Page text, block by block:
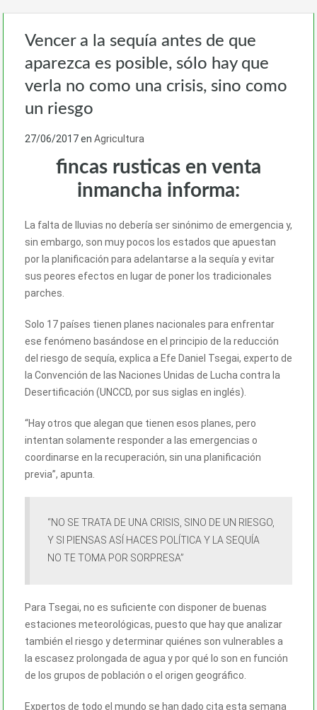
Vencer a la sequía antes de que
aparezca es posible, sólo hay que
verla no como una crisis, sino como
un riesgo
27/06/2017en Agricultura
fincas rusticas en venta
inmancha informa:
La falta de lluvias no debería ser sinónimo de emergencia y,
sin embargo, son muy pocos los estados que apuestan
por la planificación para adelantarse a la sequía y evitar
sus peores efectos en lugar de poner los tradicionales
parches.
Solo 17 países tienen planes nacionales para enfrentar
ese fenómeno basándose en el principio de la reducción
del riesgo de sequía, explica a Efe Daniel Tsegai, experto de
la Convención de las Naciones Unidas de Lucha contra la
Desertificación (UNCCD, por sus siglas en inglés).
“Hay otros que alegan que tienen esos planes, pero
intentan solamente responder a las emergencias o
coordinarse en la recuperación, sin una planificación
previa”, apunta.
“NO SE TRATA DE UNA CRISIS, SINO DE UN RIESGO,
Y SI PIENSAS ASÍ HACES POLÍTICA Y LA SEQUÍA
NO TE TOMA POR SORPRESA”
Para Tsegai, no es suficiente con disponer de buenas
estaciones meteorológicas, puesto que hay que analizar
también el riesgo y determinar quiénes son vulnerables a
la escasez prolongada de agua y por qué lo son en función
de los grupos de población o el origen geográfico.
Expertos de todo el mundo se han dado cita esta semana